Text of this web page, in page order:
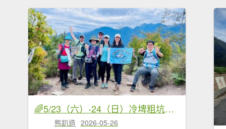
🌈5/23（六）-24（日）冷埤粗坑山×羅馬縱走FB：熊熊趴爬走(富裕登山社)🌈
熊趴造 2026-05-26